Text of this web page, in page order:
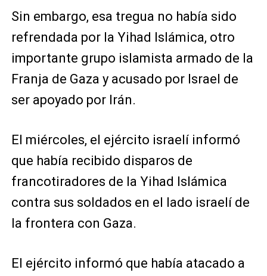
Sin embargo, esa tregua no había sido
refrendada por la Yihad Islámica, otro
importante grupo islamista armado de la
Franja de Gaza y acusado por Israel de
ser apoyado por Irán.
El miércoles, el ejército israelí informó
que había recibido disparos de
francotiradores de la Yihad Islámica
contra sus soldados en el lado israelí de
la frontera con Gaza.
El ejército informó que había atacado a